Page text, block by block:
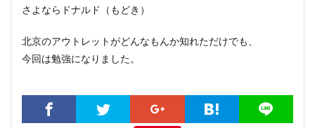
さよならドナルド（もどき）
北京のアウトレットがどんなもんか知れただけでも、
今回は勉強になりました。